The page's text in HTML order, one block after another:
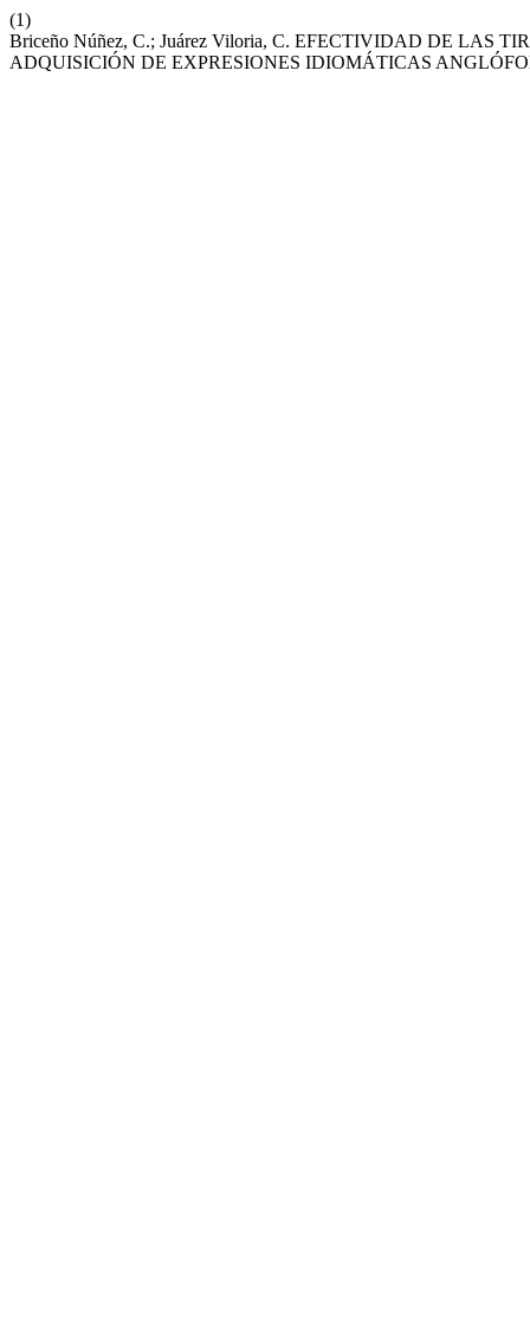
(1)
Briceño Núñez, C.; Juárez Viloria, C. EFECTIVIDAD DE LAS
ADQUISICIÓN DE EXPRESIONES IDIOMÁTICAS